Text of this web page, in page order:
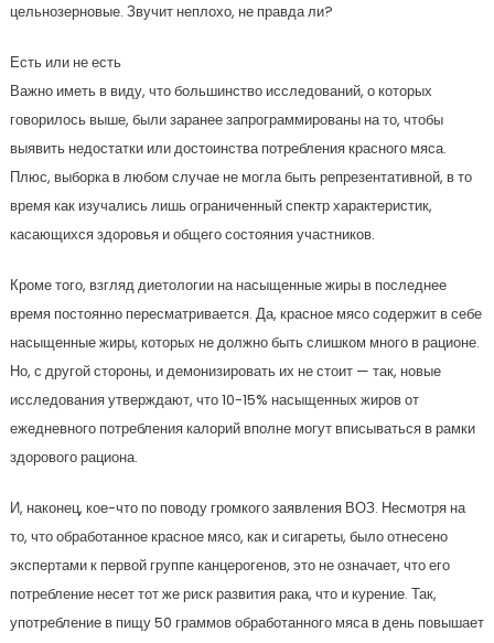
цельнозерновые. Звучит неплохо, не правда ли?
Есть или не есть
Важно иметь в виду, что большинство исследований, о которых
говорилось выше, были заранее запрограммированы на то, чтобы
выявить недостатки или достоинства потребления красного мяса.
Плюс, выборка в любом случае не могла быть репрезентативной, в то
время как изучались лишь ограниченный спектр характеристик,
касающихся здоровья и общего состояния участников.
Кроме того, взгляд диетологии на насыщенные жиры в последнее
время постоянно пересматривается. Да, красное мясо содержит в себе
насыщенные жиры, которых не должно быть слишком много в рационе.
Но, с другой стороны, и демонизировать их не стоит — так, новые
исследования утверждают, что 10-15% насыщенных жиров от
ежедневного потребления калорий вполне могут вписываться в рамки
здорового рациона.
И, наконец, кое-что по поводу громкого заявления ВОЗ. Несмотря на
то, что обработанное красное мясо, как и сигареты, было отнесено
экспертами к первой группе канцерогенов, это не означает, что его
потребление несет тот же риск развития рака, что и курение. Так,
употребление в пищу 50 граммов обработанного мяса в день повышает